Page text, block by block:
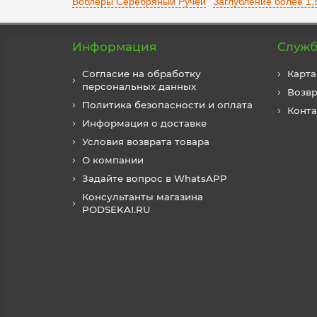
Информация
Согласие на обработку
персональных данных
Политика безопасности и оплата
Информация о доставке
Условия возврата товара
О компании
Задайте вопрос в WhatsAPP
Консультанты магазина
PODSEKAI.RU